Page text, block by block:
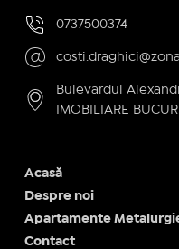
0737500374
Bulevardul
IMOBILIARE
Acasă
Despre noi
Apartamente
Contact